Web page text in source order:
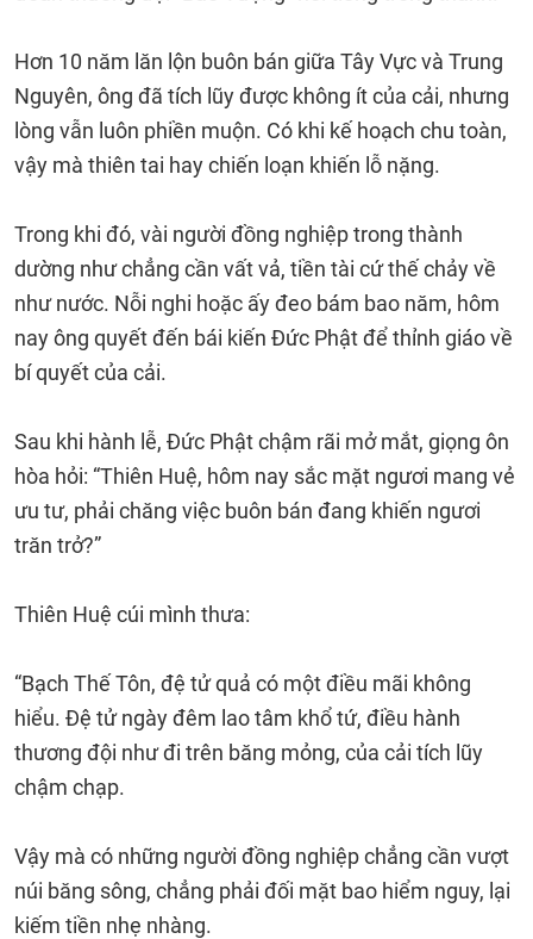
Hơn 10 năm lăn lộn buôn bán giữa Tây Vực và Trung
Nguyên, ông đã tích lũy được không ít của cải, nhưng
lòng vẫn luôn phiền muộn. Có khi kế hoạch chu toàn,
vậy mà thiên tai hay chiến loạn khiến lỗ nặng.
Trong khi đó, vài người đồng nghiệp trong thành
dường như chẳng cần vất vả, tiền tài cứ thế chảy về
như nước. Nỗi nghi hoặc ấy đeo bám bao năm, hôm
nay ông quyết đến bái kiến Đức Phật để thỉnh giáo về
bí quyết của cải.
Sau khi hành lễ, Đức Phật chậm rãi mở mắt, giọng ôn
hòa hỏi: “Thiên Huệ, hôm nay sắc mặt ngươi mang vẻ
ưu tư, phải chăng việc buôn bán đang khiến ngươi
trăn trở?”
Thiên Huệ cúi mình thưa:
“Bạch Thế Tôn, đệ tử quả có một điều mãi không
hiểu. Đệ tử ngày đêm lao tâm khổ tứ, điều hành
thương đội như đi trên băng mỏng, của cải tích lũy
chậm chạp.
Vậy mà có những người đồng nghiệp chẳng cần vượt
núi băng sông, chẳng phải đối mặt bao hiểm nguy, lại
kiếm tiền nhẹ nhàng.